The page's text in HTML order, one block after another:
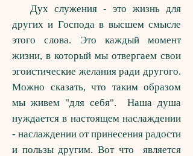
Дух служения - это жизнь для
других и Господа в высшем смысле
этого слова. Это каждый момент
жизни, в который мы отвергаем свои
эгоистические желания ради другого.
Можно сказать, что таким образом
мы живем "для себя". Наша душа
нуждается в настоящем наслаждении
- наслаждении от принесения радости
и пользы другим. Вот что является